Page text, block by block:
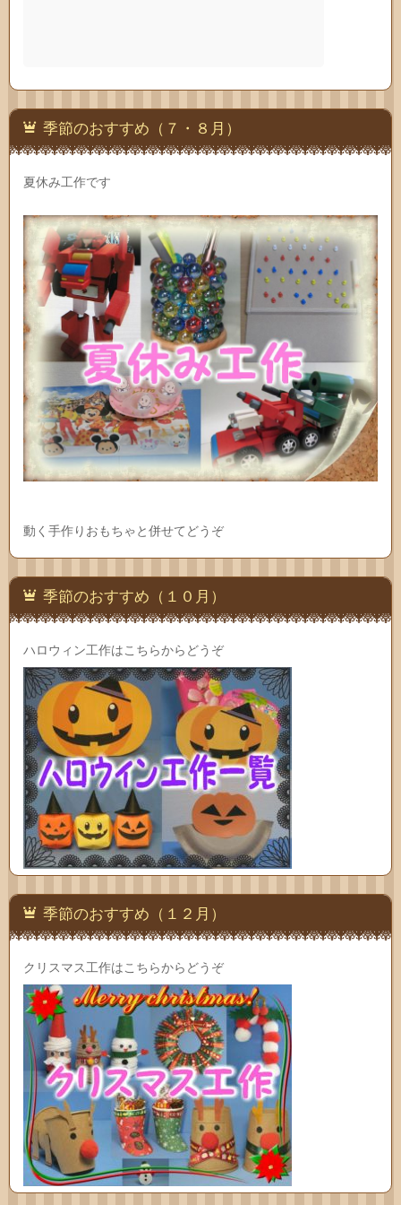
季節のおすすめ（７・８月）
夏休み工作です
動く手作りおもちゃと併せてどうぞ
季節のおすすめ（１０月）
ハロウィン工作はこちらからどうぞ
季節のおすすめ（１２月）
クリスマス工作はこちらからどうぞ